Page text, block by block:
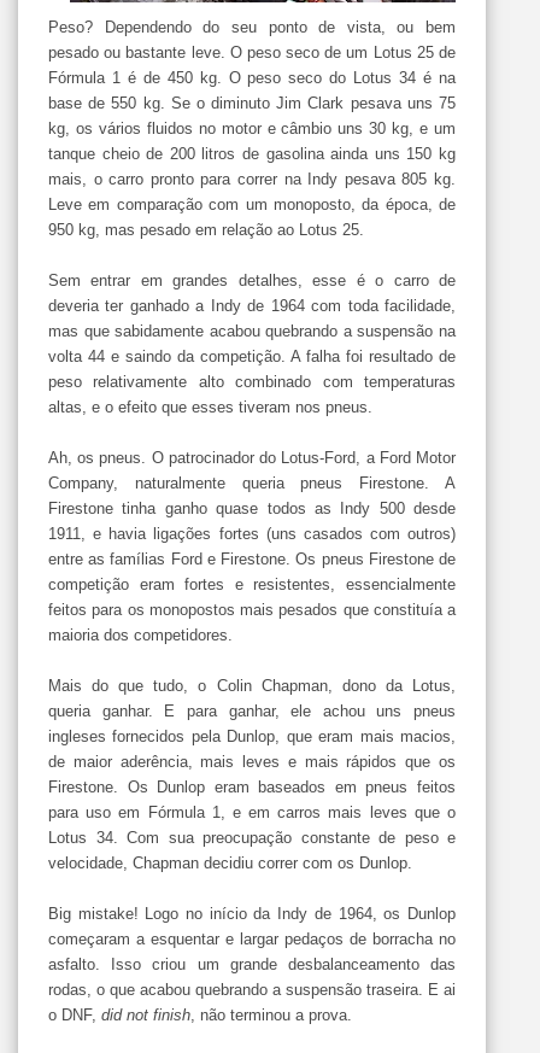
Peso? Dependendo do seu ponto de vista, ou bem
pesado ou bastante leve. O peso seco de um Lotus 25 de
Fórmula 1 é de 450 kg. O peso seco do Lotus 34 é na
base de 550 kg. Se o diminuto Jim Clark pesava uns 75
kg, os vários fluidos no motor e câmbio uns 30 kg, e um
tanque cheio de 200 litros de gasolina ainda uns 150 kg
mais, o carro pronto para correr na Indy pesava 805 kg.
Leve em comparação com um monoposto, da época, de
950 kg, mas pesado em relação ao Lotus 25.
Sem entrar em grandes detalhes, esse é o carro de
deveria ter ganhado a Indy de 1964 com toda facilidade,
mas que sabidamente acabou quebrando a suspensão na
volta 44 e saindo da competição. A falha foi resultado de
peso relativamente alto combinado com temperaturas
altas, e o efeito que esses tiveram nos pneus.
Ah, os pneus. O patrocinador do Lotus-Ford, a Ford Motor
Company, naturalmente queria pneus Firestone. A
Firestone tinha ganho quase todos as Indy 500 desde
1911, e havia ligações fortes (uns casados com outros)
entre as famílias Ford e Firestone. Os pneus Firestone de
competição eram fortes e resistentes, essencialmente
feitos para os monopostos mais pesados que constituía a
maioria dos competidores.
Mais do que tudo, o Colin Chapman, dono da Lotus,
queria ganhar. E para ganhar, ele achou uns pneus
ingleses fornecidos pela Dunlop, que eram mais macios,
de maior aderência, mais leves e mais rápidos que os
Firestone. Os Dunlop eram baseados em pneus feitos
para uso em Fórmula 1, e em carros mais leves que o
Lotus 34. Com sua preocupação constante de peso e
velocidade, Chapman decidiu correr com os Dunlop.
Big mistake! Logo no início da Indy de 1964, os Dunlop
começaram a esquentar e largar pedaços de borracha no
asfalto. Isso criou um grande desbalanceamento das
rodas, o que acabou quebrando a suspensão traseira. E ai
o DNF, did not finish, não terminou a prova.